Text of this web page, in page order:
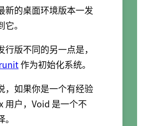
新的桌面环境版本一发
。
行版不同的另一点是，
作为初始化系统。
，如果你是一个有经验
用户，Void 是一个不